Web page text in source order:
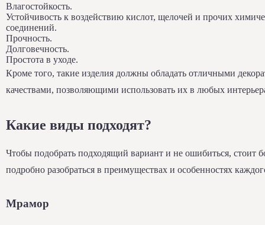
Влагостойкость.
Устойчивость к воздействию кислот, щелочей и прочих
соединений.
Прочность.
Долговечность.
Простота в уходе.
Кроме того, такие изделия должны обладать отличными
качествами, позволяющими использовать их в любых
Какие виды подходят?
Чтобы подобрать подходящий вариант и не ошибиться, стоит
подробно разобраться в преимуществах и особенностях
Мрамор